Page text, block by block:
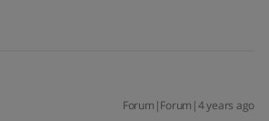
Forum|Forum|4 years ago